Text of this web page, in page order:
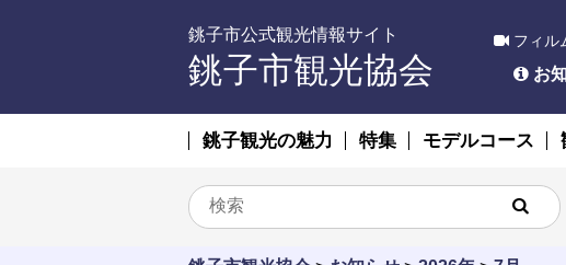
銚子市公式観光情報サイト
銚子市観光協会
フィル
お
銚子観光の魅力 特集 モデルコース